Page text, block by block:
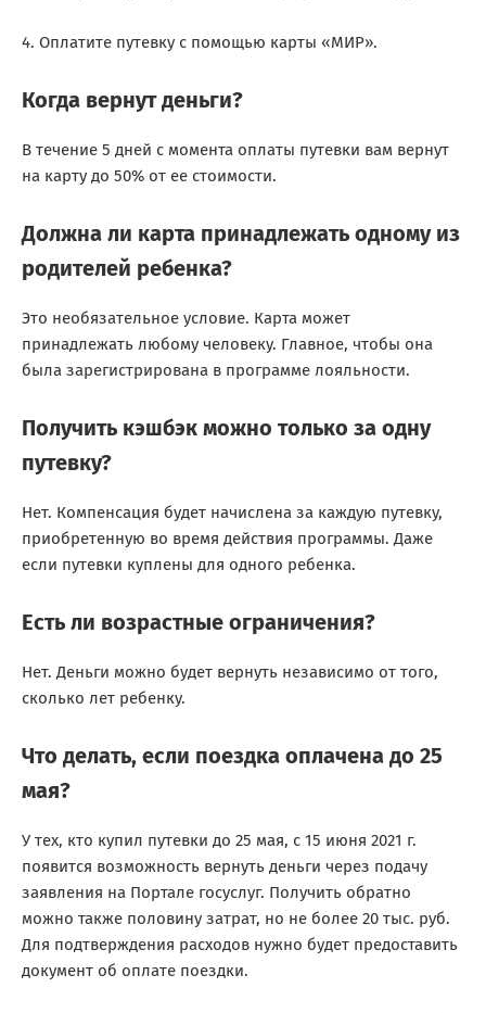
4. Оплатите путевку с помощью карты «МИР».
Когда вернут деньги?
В течение 5 дней с момента оплаты путевки вам вернут
на карту до 50% от ее стоимости.
Должна ли карта принадлежать одному из
родителей ребенка?
Это необязательное условие. Карта может
принадлежать любому человеку. Главное, чтобы она
была зарегистрирована в программе лояльности.
Получить кэшбэк можно только за одну
путевку?
Нет. Компенсация будет начислена за каждую путевку,
приобретенную во время действия программы. Даже
если путевки куплены для одного ребенка.
Есть ли возрастные ограничения?
Нет. Деньги можно будет вернуть независимо от того,
сколько лет ребенку.
Что делать, если поездка оплачена до 25
мая?
У тех, кто купил путевки до 25 мая, с 15 июня 2021 г.
появится возможность вернуть деньги через подачу
заявления на Портале госуслуг. Получить обратно
можно также половину затрат, но не более 20 тыс. руб.
Для подтверждения расходов нужно будет предоставить
документ об оплате поездки.